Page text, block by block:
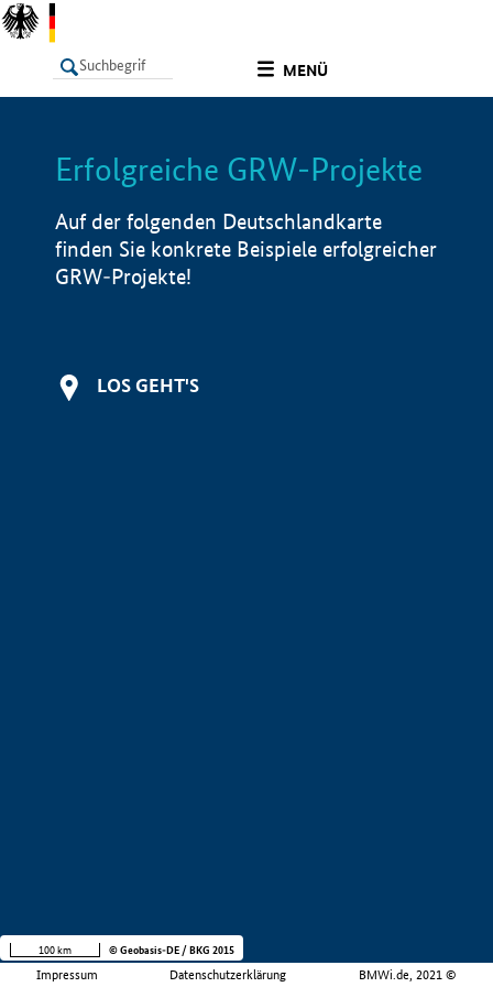
MENÜ
LISTE Info
Erfolgreiche GRW-Projekte
Auf der folgenden Deutschlandkarte
finden Sie konkrete Beispiele erfolgreicher
GRW-Projekte!
LOS GEHT'S
Impressum Datenschutzerklärung BMWi.de, 2021 ©
100 km © Geobasis-DE / BKG 2015